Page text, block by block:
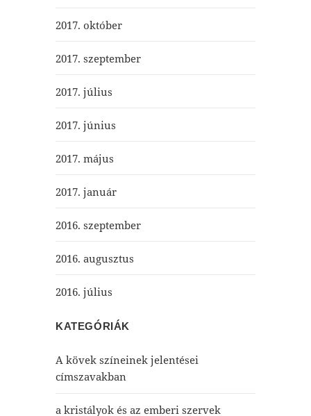
2017. október
2017. szeptember
2017. július
2017. június
2017. május
2017. január
2016. szeptember
2016. augusztus
2016. július
KATEGÓRIÁK
A kövek színeinek jelentései
címszavakban
a kristályok és az emberi szervek